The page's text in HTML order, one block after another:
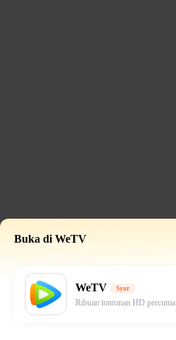
Buka di WeTV
WeTV Syor
Ribuan tontonan HD percuma